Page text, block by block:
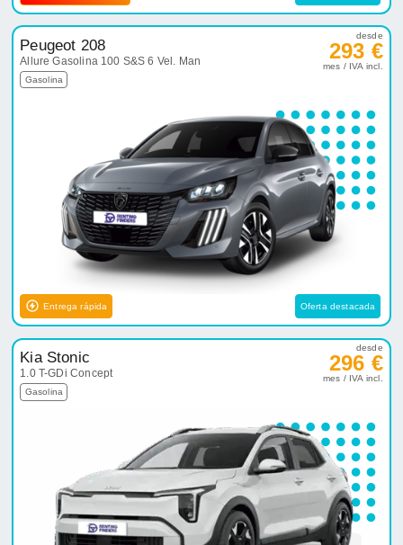
Peugeot 208
Allure Gasolina 100 S&S 6 Vel. Man
Gasolina
desde
293 €
mes / IVA incl.
Entrega rápida Oferta destacada
Kia Stonic
1.0 T-GDi Concept
Gasolina
desde
296 €
mes / IVA incl.